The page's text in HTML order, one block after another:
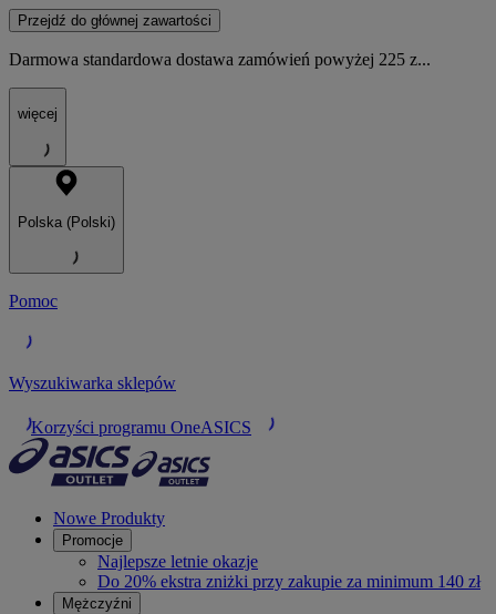
Przejdź do głównej zawartości
Darmowa standardowa dostawa zamówień powyżej 225 z...
więcej
Polska (Polski)
Pomoc
Wyszukiwarka sklepów
Korzyści programu OneASICS
Nowe Produkty
Promocje
Najlepsze letnie okazje
Do 20% ekstra zniżki przy zakupie za minimum 140 zł
Mężczyźni